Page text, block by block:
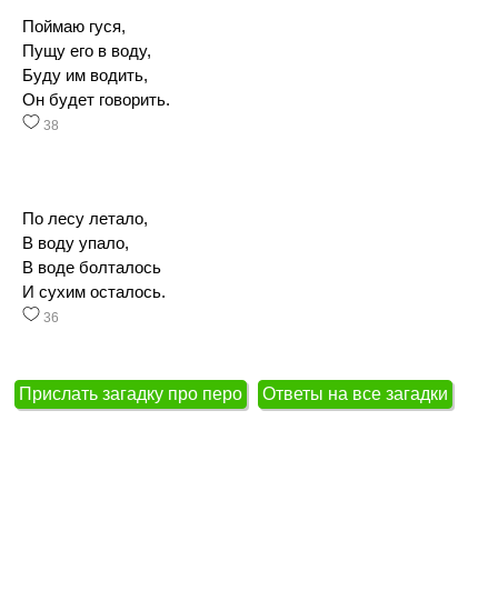
Поймаю гуся,
Пущу его в воду,
Буду им водить,
Он будет говорить.
38
По лесу летало,
В воду упало,
В воде болталось
И сухим осталось.
36
Прислать загадку про перо Ответы на все загадки